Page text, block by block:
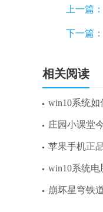
上一篇：
下一篇：
相关阅读